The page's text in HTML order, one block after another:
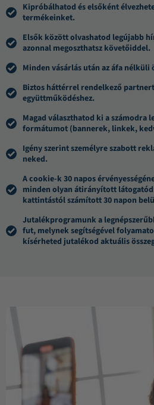
Kipróbálhatod és elsőként
termékeinket.
Elsők között olvashatod legújabb
azonnal megoszthatsz követőiddel.
Minden vásárlás után az áfa
Biztos háttérrel rendelkező
együttműködéshez.
Magad választhatod ki a számodra
formátumot (bannerek, linkek,
Igény szerint személyre szabott
neked.
A cookie-k 30 napos
minden olyan átirányított
kattintástól számított 30 napon
Jutalékprogramunk a
fut, melynek segítségével
kísérheted jutalékod aktuális